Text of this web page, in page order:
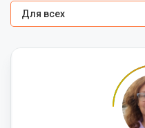
Для всех